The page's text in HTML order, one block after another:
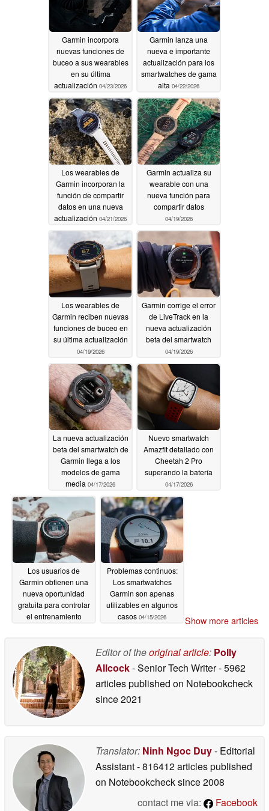
Garmin incorpora
nuevas funciones de
buceo a sus wearables
en su última
actualización 04/23/2026
Garmin lanza una
nueva e importante
actualización para los
smartwatches de gama
alta 04/22/2026
Los wearables de
Garmin incorporan la
función de compartir
datos en una nueva
actualización 04/21/2026
Garmin actualiza su
wearable con una
nueva función para
compartir datos
04/19/2026
Los wearables de
Garmin reciben nuevas
funciones de buceo en
su última actualización
04/19/2026
Garmin corrige el error
de LiveTrack en la
nueva actualización
beta del smartwatch
04/19/2026
La nueva actualización
beta del smartwatch de
Garmin llega a los
modelos de gama
media 04/17/2026
Nuevo smartwatch
Amazfit detallado con
Cheetah 2 Pro
superando la batería
04/17/2026
Los usuarios de
Garmin obtienen una
nueva oportunidad
gratuita para controlar
el entrenamiento
Problemas continuos:
Los smartwatches
Garmin son apenas
utilizables en algunos
casos 04/15/2026 Show more articles
Editor of theoriginal article: Polly
Allcock- Senior Tech Writer- 5962
articles published on Notebookcheck
since 2021
Translator: Ninh Ngoc Duy- Editorial
Assistant- 816412 articles published
on Notebookchecksince 2008
contact me via:
Facebook